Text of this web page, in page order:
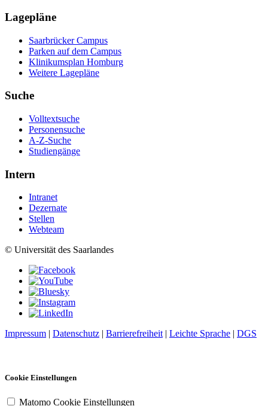
Lagepläne
Saarbrücker Campus
Parken auf dem Campus
Klinikumsplan Homburg
Weitere Lagepläne
Suche
Volltextsuche
Personensuche
A-Z-Suche
Studiengänge
Intern
Intranet
Dezernate
Stellen
Webteam
© Universität des Saarlandes
Impressum Datenschutz Barrierefreiheit| Leichte Sprache DGS
Cookie Einstellungen
Matomo Cookie Einstellungen